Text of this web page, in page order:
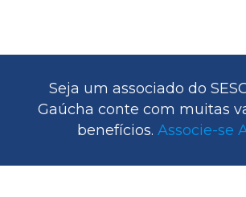
Seja um associado do
Gaúcha conte com muitas
benefícios. Associe-se